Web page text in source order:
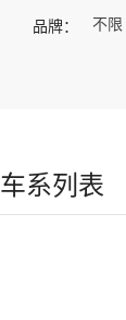
品牌： 不限
车系列表